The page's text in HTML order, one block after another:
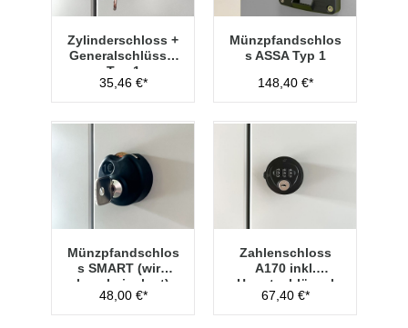
Zylinderschloss +
Generalschlüssel
Typ 1
35,46 €*
Münzpfandschlos
s ASSA Typ 1
148,40 €*
Münzpfandschlos
s SMART (wird
lose beigelegt)
48,00 €*
Zahlenschloss
A170 inkl.
Hauptschlüssel
Typ 1
67,40 €*